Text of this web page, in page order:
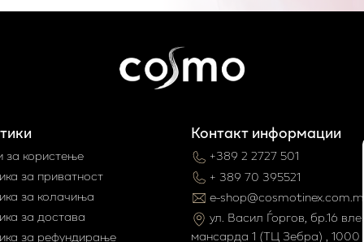
за користење
за приватност
за колачиња
за достава
за рефундирање
Контакт информации
+389 2 2727 501
+ 389 70 395521
e-
ул. Васил Ѓоргов, бр.16
мaнсарда 1 (ТЦ Зебра) , 1000